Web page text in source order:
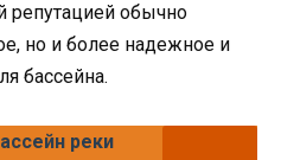
репутацией обычно
но и более надежное и
бассейна.
реки